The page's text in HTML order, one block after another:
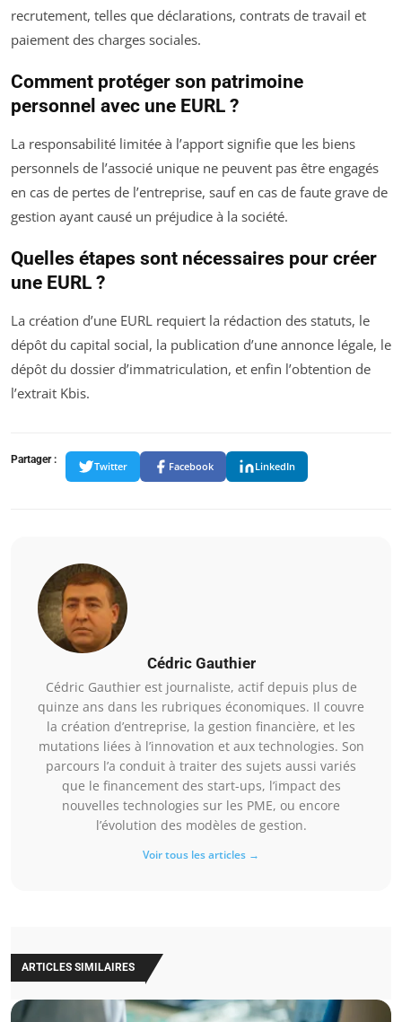
recrutement, telles que déclarations, contrats de travail et
paiement des charges sociales.
Comment protéger son patrimoine
personnel avec une EURL ?
La responsabilité limitée à l’apport signifie que les biens
personnels de l’associé unique ne peuvent pas être engagés
en cas de pertes de l’entreprise, sauf en cas de faute grave de
gestion ayant causé un préjudice à la société.
Quelles étapes sont nécessaires pour créer
une EURL ?
La création d’une EURL requiert la rédaction des statuts, le
dépôt du capital social, la publication d’une annonce légale, le
dépôt du dossier d’immatriculation, et enfin l’obtention de
l’extrait Kbis.
Partager :
Twitter Facebook LinkedIn
Cédric Gauthier
Cédric Gauthier est journaliste, actif depuis plus de
quinze ans dans les rubriques économiques. Il couvre
la création d’entreprise, la gestion financière, et les
mutations liées à l’innovation et aux technologies. Son
parcours l’a conduit à traiter des sujets aussi variés
que le financement des start-ups, l’impact des
nouvelles technologies sur les PME, ou encore
l’évolution des modèles de gestion.
Voir tous les articles →
ARTICLES SIMILAIRES